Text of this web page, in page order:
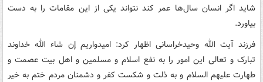
شاید اگر انسان سال‌ها عمر کند نتواند یکی از این مقامات را به دست
بیاورد.
فرزند آیت الله وحیدخراسانی اظهار کرد: امیدواریم إن شاء الله خداوند
تبارک و تعالی این امور را به نفع اسلام و مسلمین و اهل بیت عصمت و
طهارت علیهم السلام و به ذلت و شکست کفر و دشمنان مردم ختم به خیر